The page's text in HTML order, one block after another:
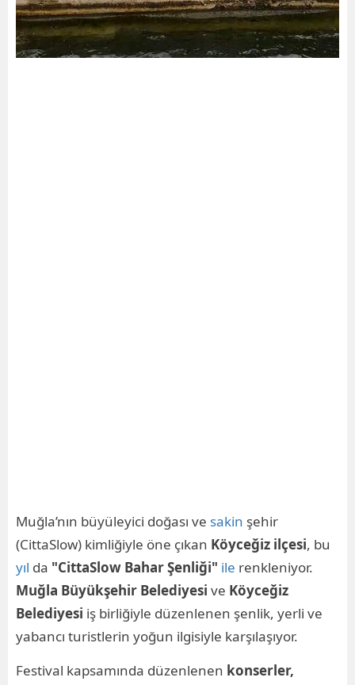
Muğla’nın büyüleyici doğası ve sakin şehir
(CittaSlow) kimliğiyle öne çıkan Köyceğiz ilçesi, bu
yıl da "CittaSlow Bahar Şenliği" ile renkleniyor.
Muğla Büyükşehir Belediyesi ve Köyceğiz
Belediyesi iş birliğiyle düzenlenen şenlik, yerli ve
yabancı turistlerin yoğun ilgisiyle karşılaşıyor.
Festival kapsamında düzenlenen konserler,